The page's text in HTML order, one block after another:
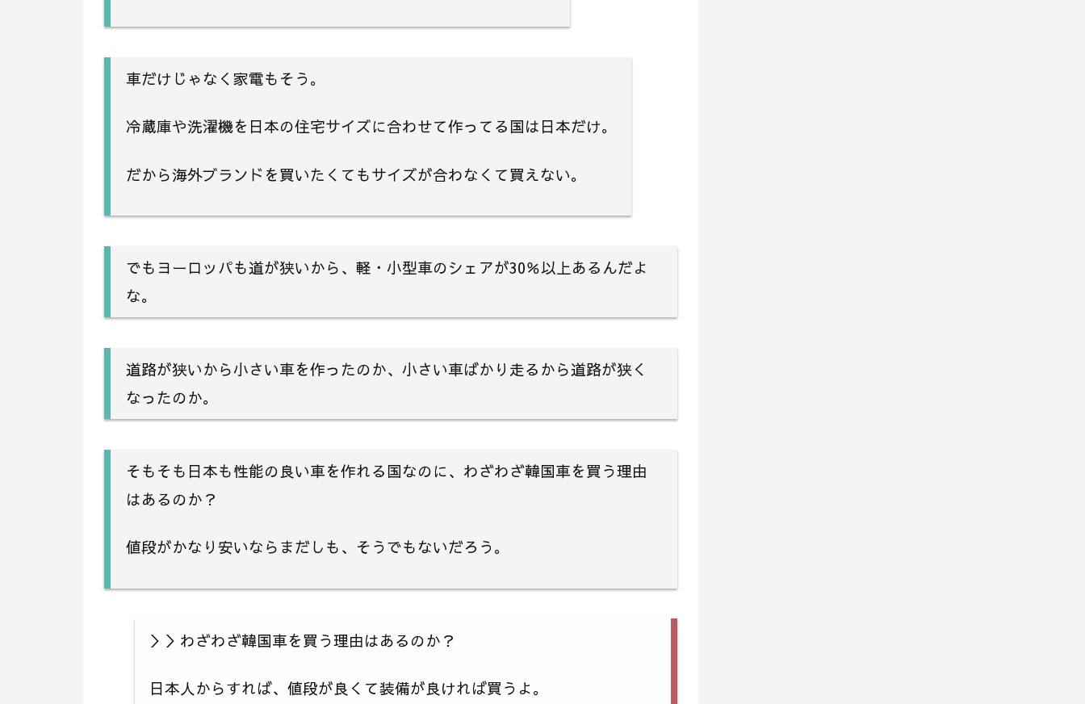
車だけじゃなく家電もそう。
冷蔵庫や洗濯機を日本の住宅サイズに合わせて作ってる国は日本だけ。
だから海外ブランドを買いたくてもサイズが合わなくて買えない。
でもヨーロッパも道が狭いから、軽・小型車のシェアが30％以上あるんだよ
な。
道路が狭いから小さい車を作ったのか、小さい車ばかり走るから道路が狭く
なったのか。
そもそも日本も性能の良い車を作れる国なのに、わざわざ韓国車を買う理由
はあるのか？
値段がかなり安いならまだしも、そうでもないだろう。
＞＞わざわざ韓国車を買う理由はあるのか？
日本人からすれば、値段が良くて装備が良ければ買うよ。